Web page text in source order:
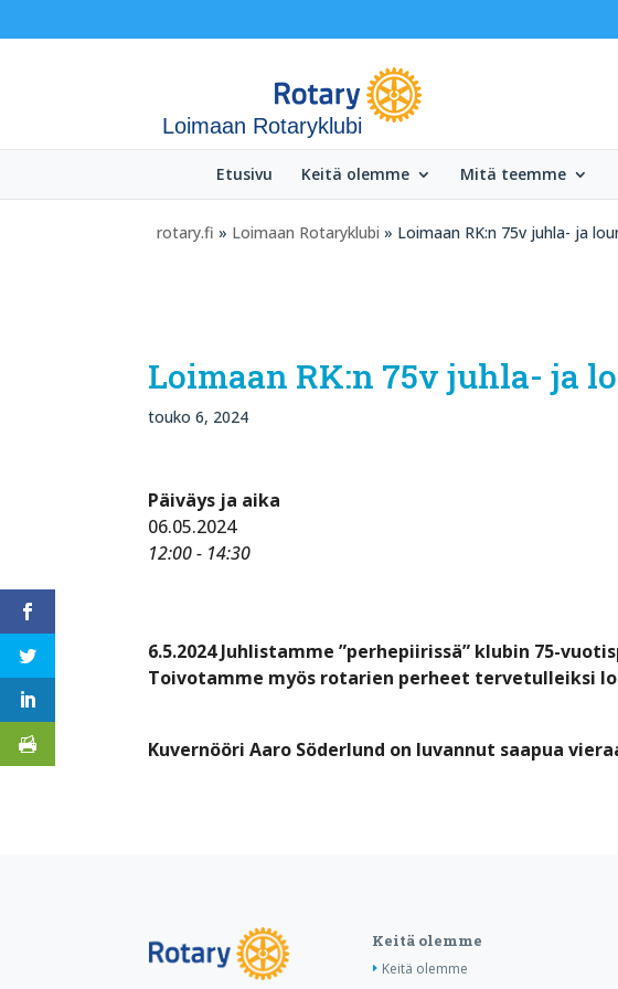
Loimaan Rotaryklubi
Etusivu Keitä olemme Mitä teemme
rotary.fi » Loimaan Rotaryklubi » Loimaan RK:n 75v juhla- ja
Loimaan RK:n 75v juhla- ja
touko 6, 2024
Päiväys ja aika
06.05.2024
12:00 - 14:30
6.5.2024 Juhlistamme ”perhepiirissä” klubin 75-
Toivotamme myös rotarien perheet tervetulleiksi
Kuvernööri Aaro Söderlund on luvannut saapua
Keitä olemme
Keitä olemme